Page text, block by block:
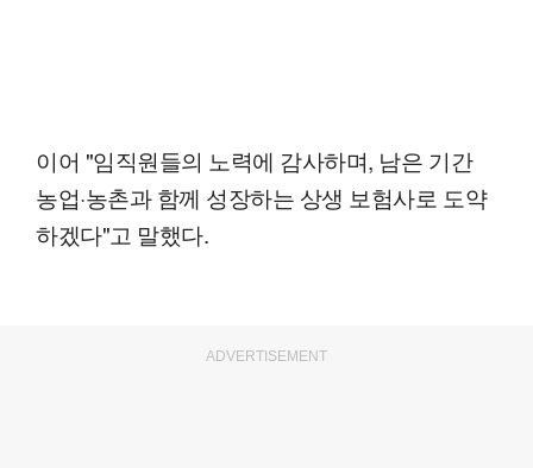
이어 "임직원들의 노력에 감사하며, 남은 기간
농업·농촌과 함께 성장하는 상생 보험사로 도약
하겠다"고 말했다.
ADVERTISEMENT